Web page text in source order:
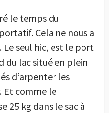
le temps du
Cela ne nous a
seul hic, est le port
du lac situé en plein
d’arpenter les
Et comme le
25 kg dans le sac à